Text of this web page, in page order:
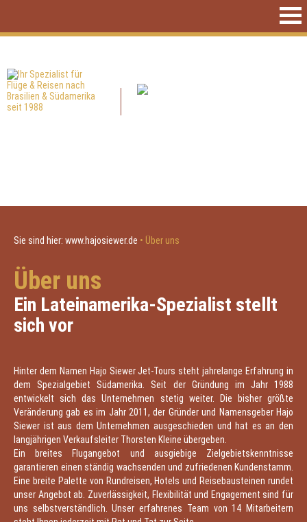
Sie sind hier: www.hajosiewer.de • Über uns
Über uns
Ein Lateinamerika-Spezialist stellt
sich vor
Hinter dem Namen Hajo Siewer Jet-Tours steht jahrelange Erfahrung in
dem Spezialgebiet Südamerika. Seit der Gründung im Jahr 1988
entwickelt sich das Unternehmen stetig weiter. Die bisher größte
Veränderung gab es im Jahr 2011, der Gründer und Namensgeber Hajo
Siewer ist aus dem Unternehmen ausgeschieden und hat es an den
langjährigen Verkaufsleiter Thorsten Kleine übergeben.
Ein breites Flugangebot und ausgiebige Zielgebietskenntnisse
garantieren einen ständig wachsenden und zufriedenen Kundenstamm.
Eine breite Palette von Rundreisen, Hotels und Reisebausteinen rundet
unser Angebot ab. Zuverlässigkeit, Flexibilität und Engagement sind für
uns selbstverständlich. Unser erfahrenes Team von 14 Mitarbeitern